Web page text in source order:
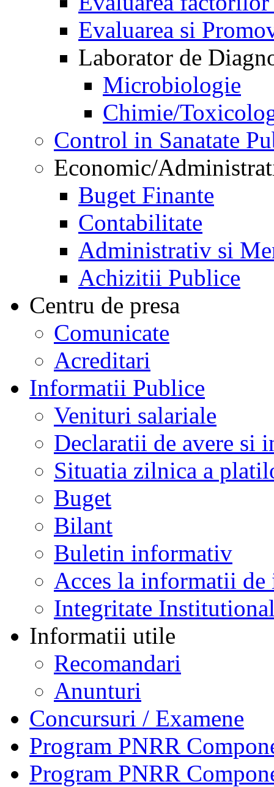
Evaluarea si
Laborator de
Microbiologie
Chimie/
Control in Sanatate
Economic/
Buget Finante
Contabilitate
Administrativ si
Achizitii Publice
Centru de presa
Comunicate
Acreditari
Informatii Publice
Venituri salariale
Declaratii de avere si
Situatia zilnica a
Buget
Bilant
Buletin informativ
Acces la informatii de
Integritate
Informatii utile
Recomandari
Anunturi
Concursuri / Examene
Program PNRR
Program PNRR